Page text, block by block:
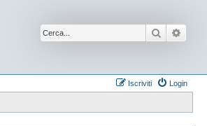
Cerca
Login
Iscriviti